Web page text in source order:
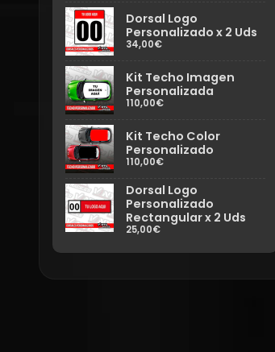
Dorsal Logo
Personalizado x 2 Uds
34,00€
Kit Techo Imagen
Personalizada
110,00€
Kit Techo Color
Personalizado
110,00€
Dorsal Logo
Personalizado
Rectangular x 2 Uds
25,00€